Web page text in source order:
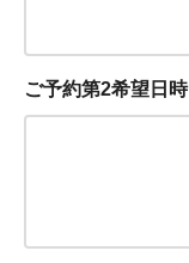
ご予約第2希望日時